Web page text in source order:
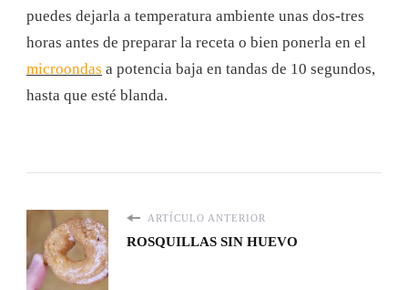
puedes dejarla a temperatura ambiente unas dos-tres
horas antes de preparar la receta o bien ponerla en el
microondas a potencia baja en tandas de 10 segundos,
hasta que esté blanda.
ARTÍCULO ANTERIOR
ROSQUILLAS SIN HUEVO